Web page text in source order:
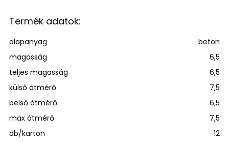
menu
menu
Termék adatok:
alapanyag
beton
magasság
6,5
teljes magasság
6,5
külső átmérő
7,5
belső átmérő
6,5
max átmérő
7,5
db/karton
12